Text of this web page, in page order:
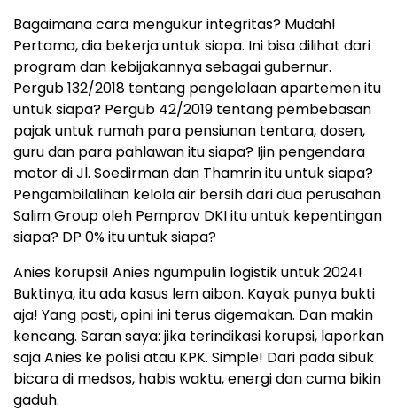
Bagaimana cara mengukur integritas? Mudah!
Pertama, dia bekerja untuk siapa. Ini bisa dilihat dari
program dan kebijakannya sebagai gubernur.
Pergub 132/2018 tentang pengelolaan apartemen itu
untuk siapa? Pergub 42/2019 tentang pembebasan
pajak untuk rumah para pensiunan tentara, dosen,
guru dan para pahlawan itu siapa? Ijin pengendara
motor di Jl. Soedirman dan Thamrin itu untuk siapa?
Pengambilalihan kelola air bersih dari dua perusahan
Salim Group oleh Pemprov DKI itu untuk kepentingan
siapa? DP 0% itu untuk siapa?
Anies korupsi! Anies ngumpulin logistik untuk 2024!
Buktinya, itu ada kasus lem aibon. Kayak punya bukti
aja! Yang pasti, opini ini terus digemakan. Dan makin
kencang. Saran saya: jika terindikasi korupsi, laporkan
saja Anies ke polisi atau KPK. Simple! Dari pada sibuk
bicara di medsos, habis waktu, energi dan cuma bikin
gaduh.